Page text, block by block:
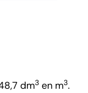
dm3 en m3.